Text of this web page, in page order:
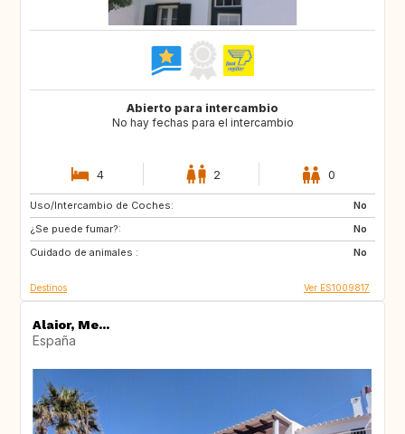
Abierto para intercambio
No hay fechas para el intercambio
4 2 0
Uso/Intercambio de Coches:
No
¿Se puede fumar?:
No
Cuidado de animales :
No
NL
IE
ES
Destinos Ver ES1009817
Alaior, Me...
España